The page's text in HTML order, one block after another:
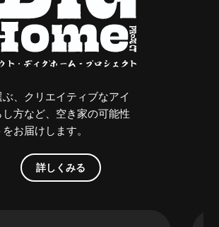
、クリエイティブなアイ
方など、空き家の可能性
お届けします。
詳しくみる